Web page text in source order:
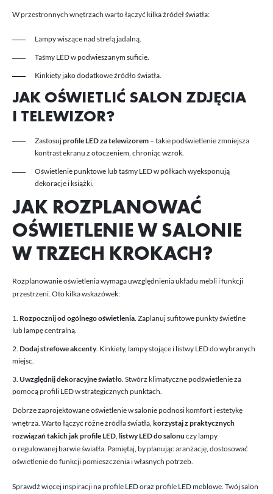
W przestronnych wnętrzach warto łączyć kilka źródeł światła:
Lampy wiszące nad strefą jadalną.
Taśmy LED w podwieszanym suficie.
Kinkiety jako dodatkowe źródło światła.
JAK OŚWIETLIĆ SALON ZDJĘCIA
I TELEWIZOR?
Zastosujprofile LED za telewizorem – takie podświetlenie zmniejsza
kontrast ekranu z otoczeniem, chroniąc wzrok.
Oświetlenie punktowe lub taśmy LED w półkach wyeksponują
dekoracje i książki.
JAK ROZPLANOWAĆ
OŚWIETLENIE W SALONIE
W TRZECH KROKACH?
Rozplanowanie oświetlenia wymaga uwzględnienia układu mebli i funkcji
przestrzeni. Oto kilka wskazówek:
Rozpocznij od ogólnego oświetlenia. Zaplanuj sufitowe punkty świetlne
lub lampę centralną.
Dodaj strefowe akcenty. Kinkiety, lampy stojące i listwy LED do wybranych
miejsc.
Uwzględnij dekoracyjne światło. Stwórz klimatyczne podświetlenie za
pomocą profili LED w strategicznych punktach.
Dobrze zaprojektowane oświetlenie w salonie podnosi komfort i estetykę
wnętrza. Warto łączyć różne źródła światła, korzystaj z praktycznych
rozwiązań takich jak profile LED, listwy LED do salonu czy lampy
o regulowanej barwie światła. Pamiętaj, by planując aranżację, dostosować
oświetlenie do funkcji pomieszczenia i własnych potrzeb.
Sprawdź więcej inspiracji naprofile LEDoraz profile LED meblowe. Twój salon